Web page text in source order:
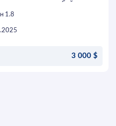
порядку любий вид
з вашою доплатою.
1.8
3 000 $